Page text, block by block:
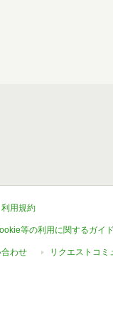
利用規約
等の利用に関するガイ
わせ リクエストコミ